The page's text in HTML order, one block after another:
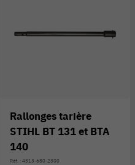
Rallonges tarière
STIHL BT 131 et BTA
140
Réf. : 4313-680-2300